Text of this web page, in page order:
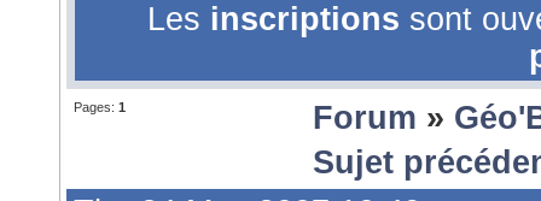
Les inscriptions sont
Pages: 1 Forum »
Sujet